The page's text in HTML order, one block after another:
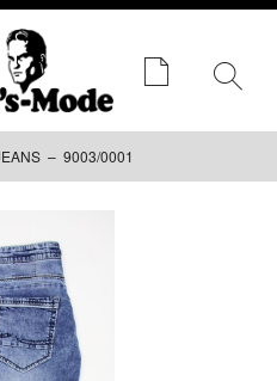
– 9003/0001